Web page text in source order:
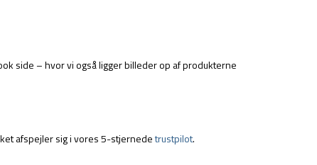
side – hvor vi også ligger billeder op af produkterne
afspejler sig i vores 5-stjernedetrustpilot.